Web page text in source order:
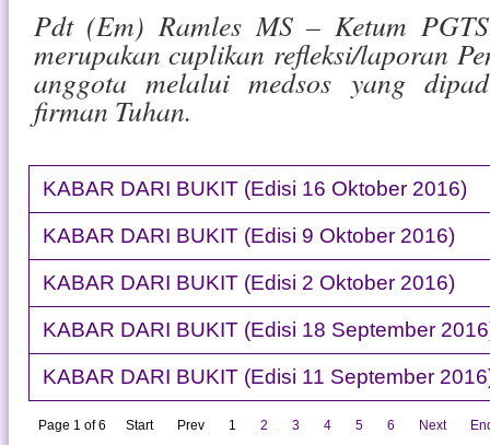
Pdt (Em) Ramles MS – Ketum
merupakan cuplikan refleksi/laporan
anggota melalui medsos yang
firman Tuhan.
KABAR DARI BUKIT (Edisi 16 Oktober 2016)
KABAR DARI BUKIT (Edisi 9 Oktober 2016)
KABAR DARI BUKIT (Edisi 2 Oktober 2016)
KABAR DARI BUKIT (Edisi 18 September
KABAR DARI BUKIT (Edisi 11 September
Page 1 of 6 Start Prev 1 2 3 4 5 6 Next